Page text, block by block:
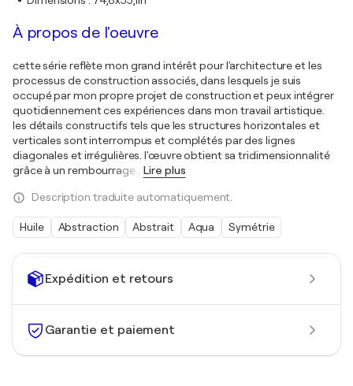
Expédition et retours
Garantie et paiement
À propos de l'oeuvre
cette série reflète mon grand intérêt pour l'architecture et les
processus de construction associés, dans lesquels je suis
occupé par mon propre projet de construction et peux intégrer
quotidiennement ces expériences dans mon travail artistique.
les détails constructifs tels que les structures horizontales et
verticales sont interrompus et complétés par des lignes
diagonales et irrégulières. l'œuvre obtient sa tridimensionnalité
grâce à un rembourrage… Lire plus
Description traduite automatiquement.
Huile Abstraction Abstrait Aqua Symétrie